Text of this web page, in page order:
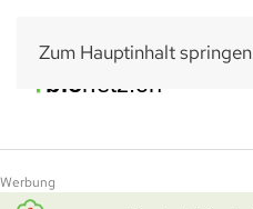
Zum Hauptinhalt springen
Werbung